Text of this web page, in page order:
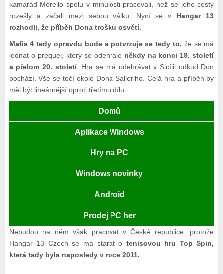
kamarád Morello spolu v minulosti pracovali, než se jeho cesty
rozešly a začali mezi sebou válku. Nyní se v Hangar 13
rozhodli, že příběh Dona trošku osvětí.
Mafia 4 tedy opravdu bude a potvrzuje se tedy to, že se má
jednat o prequel, který se odehraje někdy na konci 19. století
a přelom 20. století. Hra se má odehrávat v Sicílii odkud Don
pochází. Vše se točí okolo Dona Salieriho. Celá hra a příběh by
měl být lineárnější oproti třetímu dílu.
Domů
Aplikace Windows
Hry na PC
Windows novinky
Android
Prodej PC her
Nebudou na něm však pracovat v České republice, protože
Hangar 13 Czech se má starat o tenisovou hru Top Spin,
která tady byla naposledy v roce 2011.